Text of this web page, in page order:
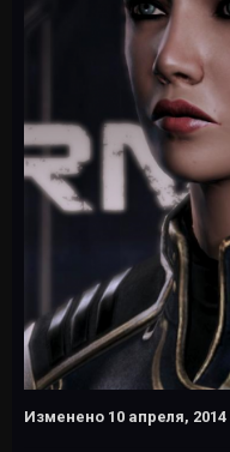
Изменено 10 апреля, 2014